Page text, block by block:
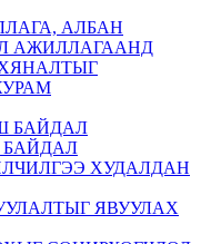
АЛБАН
АЖИЛЛАГААНД
БАЙДАЛ
ХУДАЛДАН
ЯВУУЛАХ